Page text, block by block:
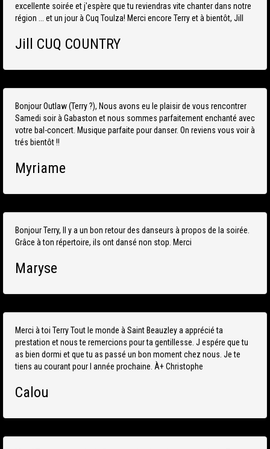
excellente soirée et j'espère que tu reviendras vite chanter dans notre
région ... et un jour à Cuq Toulza! Merci encore Terry et à bientôt, Jill
Jill CUQ COUNTRY
Bonjour Outlaw (Terry ?), Nous avons eu le plaisir de vous rencontrer
Samedi soir à Gabaston et nous sommes parfaitement enchanté avec
votre bal-concert. Musique parfaite pour danser. On reviens vous voir à
trés bientôt !!
Myriame
Bonjour Terry, Il y a un bon retour des danseurs à propos de la soirée.
Grâce à ton répertoire, ils ont dansé non stop. Merci
Maryse
Merci à toi Terry Tout le monde à Saint Beauzley a apprécié ta
prestation et nous te remercions pour ta gentillesse. J espére que tu
as bien dormi et que tu as passé un bon moment chez nous. Je te
tiens au courant pour l année prochaine. À+ Christophe
Calou